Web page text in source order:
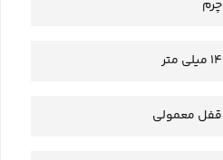
چرم
14 میلی متر
قفل معمولی